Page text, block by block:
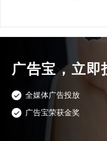
广告宝，立即
全媒体广告投放
广告宝荣获金奖